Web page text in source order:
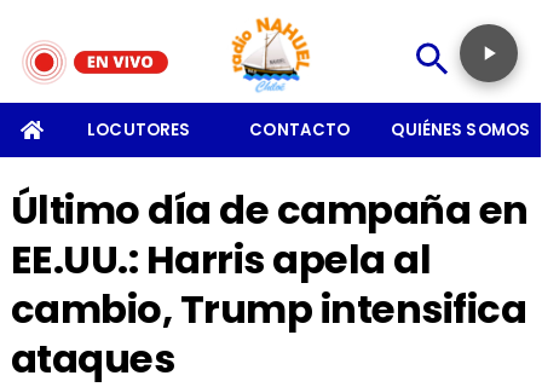
LOCUTORES CONTACTO QUIÉNES SOMOS
Último día de campaña en
EE.UU.: Harris apela al
cambio, Trump intensifica
ataques